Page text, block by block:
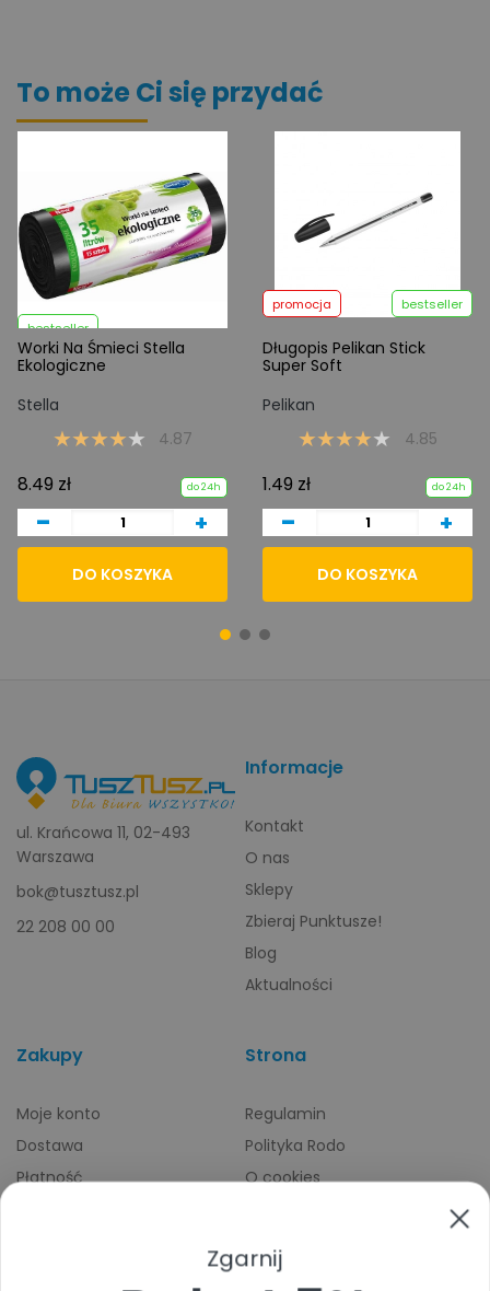
To może Ci się przydać
bestseller
Worki Na Śmieci Stella
Ekologiczne
Stella
4.87
8.49 zł do 24h
- +
DO KOSZYKA
promocja bestseller
Długopis Pelikan Stick
Super Soft
Pelikan
4.85
1.49 zł do 24h
- +
DO KOSZYKA
ul. Krańcowa 11, 02-493
Warszawa
bok@tusztusz.pl
22 208 00 00
Informacje
Kontakt
O nas
Sklepy
Zbieraj Punktusze!
Blog
Aktualności
Zakupy
Moje konto
Dostawa
Płatność
Strona
Regulamin
Polityka Rodo
O cookies
Zgarnij